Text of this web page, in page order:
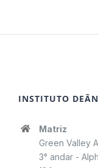
INSTITUTO
Matriz
Green Valley
3° andar -